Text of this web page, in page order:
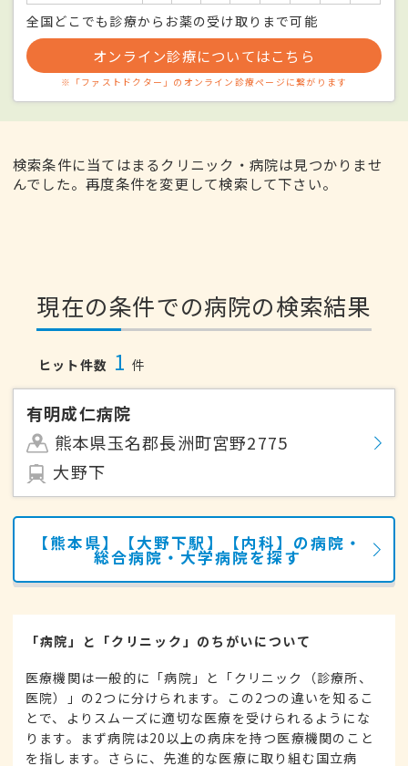
全国どこでも診療からお薬の受け取りまで可能
オンライン診療についてはこちら
※「ファストドクター」のオンライン診療ページに繋がります
検索条件に当てはまるクリニック・病院は見つかりませ
んでした。再度条件を変更して検索して下さい。
現在の条件での病院の検索結果
ヒット件数 1 件
有明成仁病院
熊本県玉名郡長洲町宮野2775
大野下
【熊本県】【大野下駅】【内科】の病院・
総合病院・大学病院を探す
「病院」と「クリニック」のちがいについて
医療機関は一般的に「病院」と「クリニック（診療所、
医院）」の2つに分けられます。この2つの違いを知るこ
とで、よりスムーズに適切な医療を受けられるようにな
ります。まず病院は20以上の病床を持つ医療機関のこと
を指します。さらに、先進的な医療に取り組む国立病